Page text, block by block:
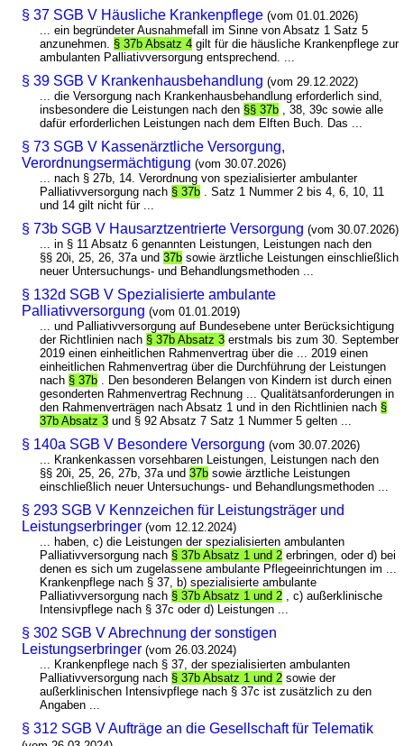
§ 37 SGB V Häusliche Krankenpflege (vom 01.01.2026)
... ein begründeter Ausnahmefall im Sinne von Absatz 1 Satz 5
anzunehmen. § 37b Absatz 4 gilt für die häusliche Krankenpflege zur
ambulanten Palliativversorgung entsprechend. ...
§ 39 SGB V Krankenhausbehandlung (vom 29.12.2022)
... die Versorgung nach Krankenhausbehandlung erforderlich sind,
insbesondere die Leistungen nach den §§ 37b , 38, 39c sowie alle
dafür erforderlichen Leistungen nach dem Elften Buch. Das ...
§ 73 SGB V Kassenärztliche Versorgung,
Verordnungsermächtigung (vom 30.07.2026)
... nach § 27b, 14. Verordnung von spezialisierter ambulanter
Palliativversorgung nach § 37b . Satz 1 Nummer 2 bis 4, 6, 10, 11
und 14 gilt nicht für ...
§ 73b SGB V Hausarztzentrierte Versorgung (vom 30.07.2026)
... in § 11 Absatz 6 genannten Leistungen, Leistungen nach den
§§ 20i, 25, 26, 37a und37b sowie ärztliche Leistungen einschließlich
neuer Untersuchungs- und Behandlungsmethoden ...
§ 132d SGB V Spezialisierte ambulante
Palliativversorgung (vom 01.01.2019)
... und Palliativversorgung auf Bundesebene unter Berücksichtigung
der Richtlinien nach § 37b Absatz 3 erstmals bis zum 30. September
2019 einen einheitlichen Rahmenvertrag über die ... 2019 einen
einheitlichen Rahmenvertrag über die Durchführung der Leistungen
nach § 37b . Den besonderen Belangen von Kindern ist durch einen
gesonderten Rahmenvertrag Rechnung ... Qualitätsanforderungen in
den Rahmenverträgen nach Absatz 1 und in den Richtlinien nach §
37b Absatz 3 und § 92 Absatz 7 Satz 1 Nummer 5 gelten ...
§ 140a SGB V Besondere Versorgung (vom 30.07.2026)
... Krankenkassen vorsehbaren Leistungen, Leistungen nach den
§§ 20i, 25, 26, 27b, 37a und37b sowie ärztliche Leistungen
einschließlich neuer Untersuchungs- und Behandlungsmethoden ...
§ 293 SGB V Kennzeichen für Leistungsträger und
Leistungserbringer (vom 12.12.2024)
... haben, c) die Leistungen der spezialisierten ambulanten
Palliativversorgung nach § 37b Absatz 1 und 2 erbringen, oder d) bei
denen es sich um zugelassene ambulante Pflegeeinrichtungen im ...
Krankenpflege nach § 37, b) spezialisierte ambulante
Palliativversorgung nach § 37b Absatz 1 und 2 , c) außerklinische
Intensivpflege nach § 37c oder d) Leistungen ...
§ 302 SGB V Abrechnung der sonstigen
Leistungserbringer (vom 26.03.2024)
... Krankenpflege nach § 37, der spezialisierten ambulanten
Palliativversorgung nach § 37b Absatz 1 und 2 sowie der
außerklinischen Intensivpflege nach § 37c ist zusätzlich zu den
Angaben ...
§ 312 SGB V Aufträge an die Gesellschaft für Telematik